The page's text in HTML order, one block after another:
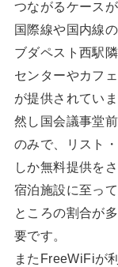
つながるケース
国際線や国内線
ブダペスト西駅
センターやカフ
が提供されていま
然し国会議事堂
のみで、リスト
しか無料提供を
宿泊施設に至っ
ところの割合が
要です。
またFreeWiFiが